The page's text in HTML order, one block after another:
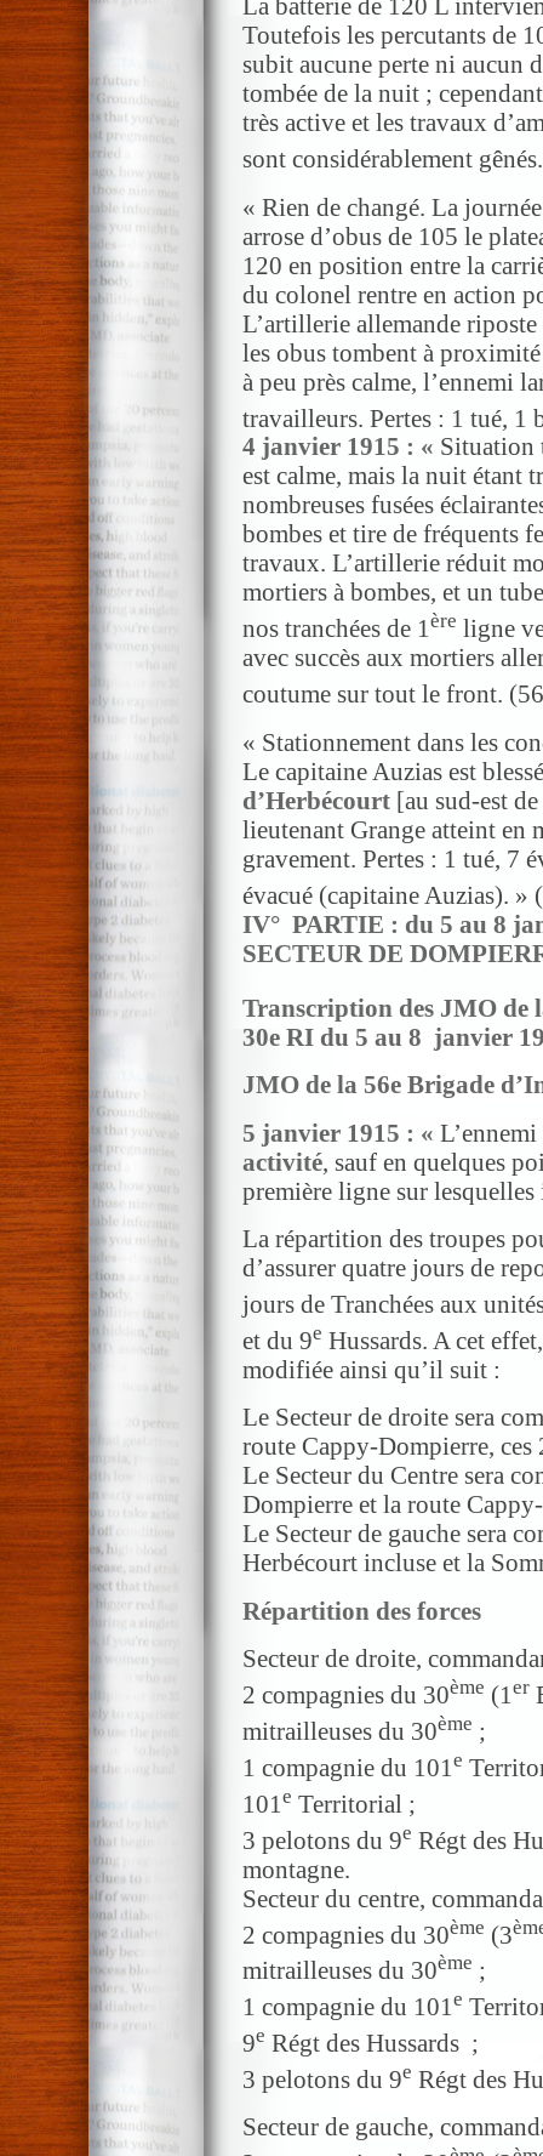
La batterie de 120 L
Toutefois les percutants de
subit aucune perte ni aucun
tombée de la nuit ;
très active et les travaux
sont considérablement
« Rien de changé. La
arrose d’obus de 105 le
120 en position entre la
du colonel rentre en action
L’artillerie allemande
les obus tombent à
à peu près calme, l’ennemi
travailleurs. Pertes : 1 tué, 1
4 janvier 1915 : « Situation
est calme, mais la nuit étant
nombreuses fusées
bombes et tire de fréquents
travaux. L’artillerie réduit
mortiers à bombes, et un
nos tranchées de 1 ère ligne
avec succès aux mortiers
coutume sur tout le front. (56
« Stationnement dans les
Le capitaine Auzias est
d’Herbécourt [au sud-est
lieutenant Grange atteint en
gravement. Pertes : 1 tué, 7
évacué (capitaine Auzias). »
IV° PARTIE : du 5 au 8
SECTEUR DE
Transcription des JMO de
30e RI du 5 au 8 janvier
JMO de la 56e Brigade
5 janvier 1915 : «
activité, sauf en quelques
première ligne sur lesquelles
La répartition des troupes
d’assurer quatre jours de
jours de Tranchées aux
et du 9e Hussards. A cet
modifiée ainsi qu’il suit :
Le Secteur de droite sera
route Cappy-Dompierre, ces
Le Secteur du Centre sera
Dompierre et la route
Le Secteur de gauche sera
Herbécourt incluse et la
Répartition des forces
Secteur de droite,
2 compagnies du 30ème (1 er
mitrailleuses du 30ème ;
1 compagnie du 101 e
101 e Territorial ;
3 pelotons du 9e Régt des
montagne.
Secteur du centre,
2 compagnies du 30ème (3
mitrailleuses du 30ème ;
1 compagnie du 101 e
9e Régt des Hussards ;
3 pelotons du 9e Régt des
Secteur de gauche,